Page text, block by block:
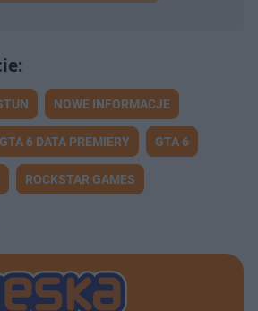
NOWE INFORMACJE
GTA 6 DATA PREMIERY GTA 6
ROCKSTAR GAMES